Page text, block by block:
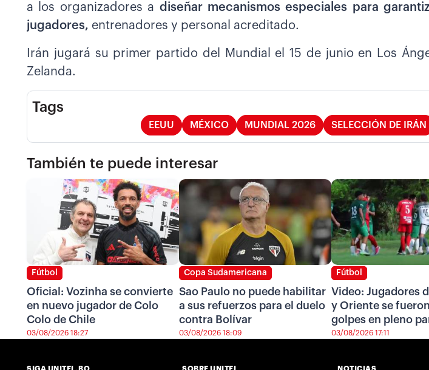
a los organizadores a diseñar mecanismos especiales para
jugadores, entrenadores y personal acreditado.
Irán jugará su primer partido del Mundial el 15 de junio en Los
Zelanda.
Tags
EEUU MÉXICO MUNDIAL 2026 SELECCIÓN DE IRÁN
También te puede interesar
Fútbol
Oficial: Vozinha se convierte
en nuevo jugador de Colo
Colo de Chile
03/08/2026 18:27
Copa Sudamericana
Sao Paulo no puede habilitar
a sus refuerzos para el duelo
contra Bolívar
03/08/2026 18:09
Fútbol
Video: Jugadores
y Oriente se
golpes en pleno
03/08/2026 17:11